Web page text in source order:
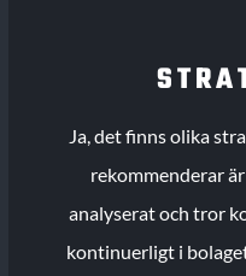
Ja, det finns olika
rekommenderar
analyserat och tror
kontinuerligt i